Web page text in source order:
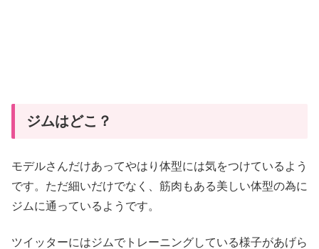
ジムはどこ？
モデルさんだけあってやはり体型には気をつけているよう
です。ただ細いだけでなく、筋肉もある美しい体型の為に
ジムに通っているようです。
ツイッターにはジムでトレーニングしている様子があげら